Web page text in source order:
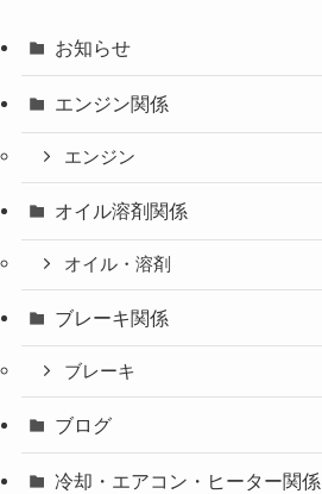
お知らせ
エンジン関係
エンジン
オイル溶剤関係
オイル・溶剤
ブレーキ関係
ブレーキ
ブログ
冷却・エアコン・ヒーター関係